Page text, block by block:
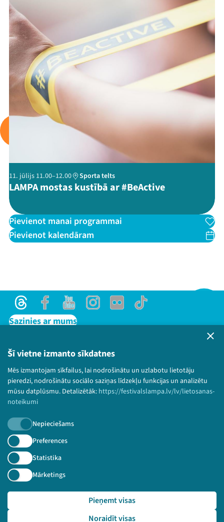
Šī vietne izmanto sīkdatnes
Mēs izmantojam sīkfailus, lai nodrošinātu un uzlabotu lietotāju
pieredzi, nodrošinātu sociālo saziņas līdzekļu funkcijas un analizētu
mūsu datplūsmu. Detalizētāk: https://festivalslampa.lv/lv/lietosanas-
noteikumi
Nepieciešams
Preferences
Statistika
Mārketings
Noraidīt visas
Pieņemt visas
Programma
Arhīvs
Viņi bija LAMPĀ 2026
Veikals
Kontakti
11. jūlijs 11.00–12.00 Sporta telts
LAMPA mostas kustībā ar #BeActive
Pievienot manai programmai
Pievienot kalendāram
ThreadsFacebookYoutubeInstagram
Flick TikTok
Sazinies ar mums
Lietošanas noteikumi un sīkdatņu politika
Bērnu aizsardzības politika
© 2026 Sarunu festivāls LAMPA Visas tiesības
paturētas.
Piesakies jaunumiem!
Nepalaid garām aktuālāko informāciju!
Pieteikties